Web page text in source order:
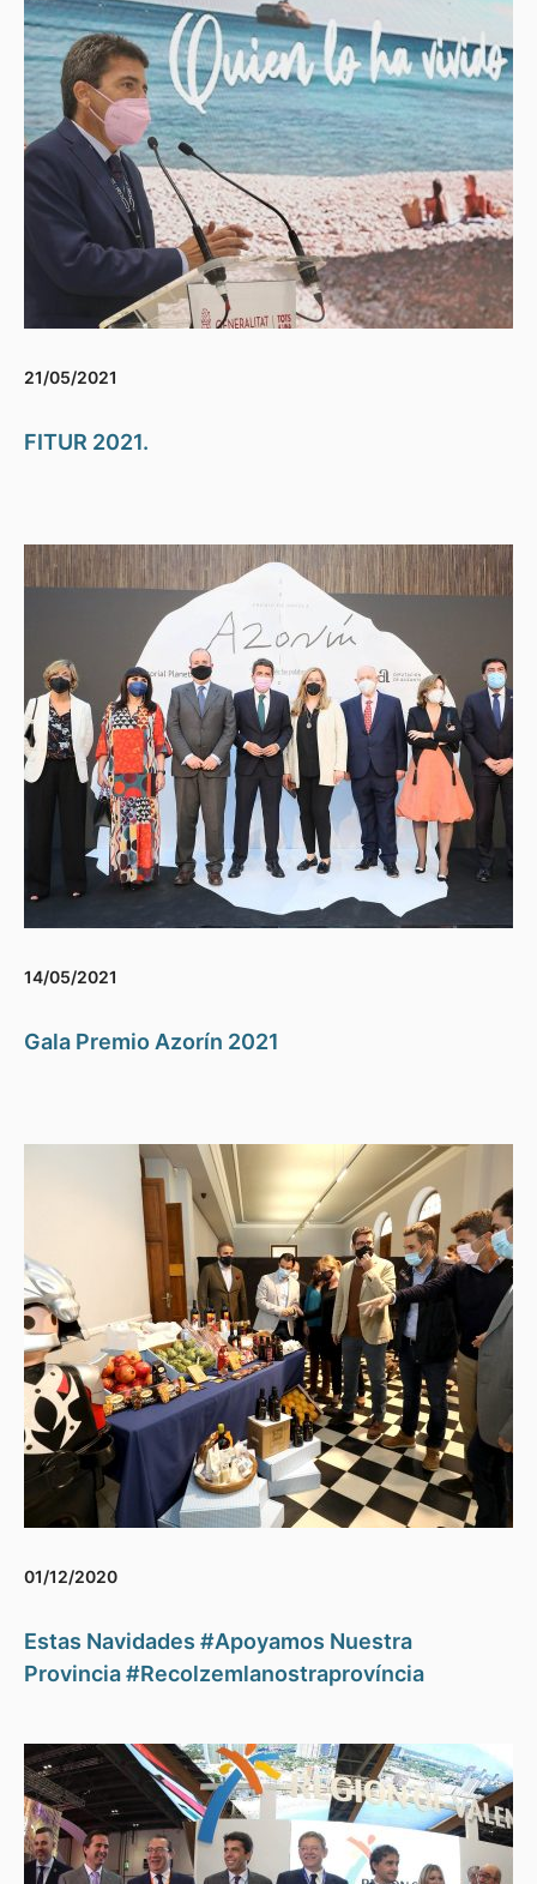
21/05/2021
FITUR 2021.
14/05/2021
Gala Premio Azorín 2021
01/12/2020
Estas Navidades #Apoyamos Nuestra
Provincia #Recolzemlanostraprovíncia